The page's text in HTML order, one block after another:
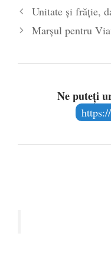
Unitate și frăție,
Marșul pentru
Ne puteți